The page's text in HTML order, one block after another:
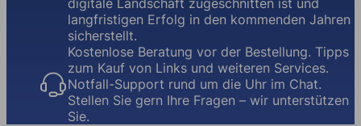
digitale Landschaft zugeschnitten ist und
langfristigen Erfolg in den kommenden Jahren
sicherstellt.
Kostenlose Beratung vor der Bestellung. Tipps
zum Kauf von Links und weiteren Services.
Notfall-Support rund um die Uhr im Chat.
Stellen Sie gern Ihre Fragen – wir unterstützen
Sie.